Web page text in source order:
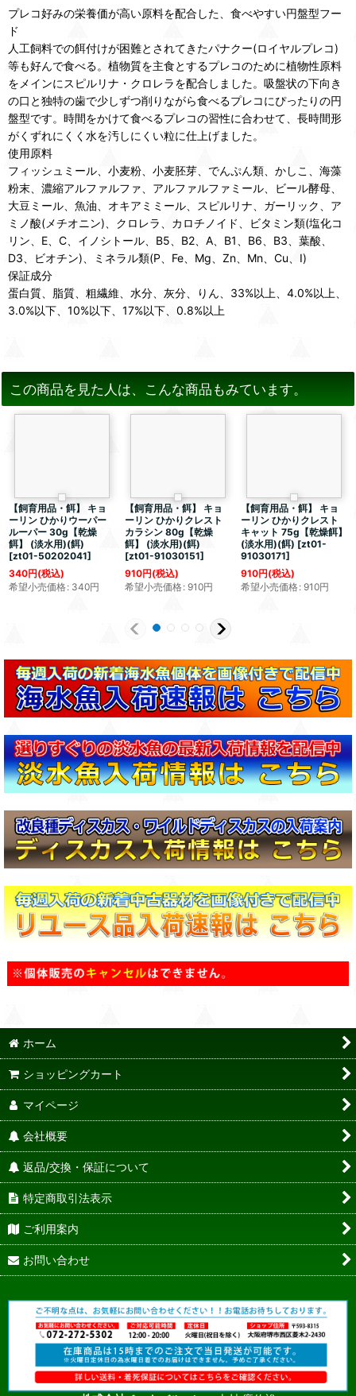
プレコ好みの栄養価が高い原料を配合した、食べやすい円盤型フー
ド
人工飼料での餌付けが困難とされてきたパナクー(ロイヤルプレコ)
等も好んで食べる。植物質を主食とするプレコのために植物性原料
をメインにスピルリナ・クロレラを配合しました。吸盤状の下向き
の口と独特の歯で少しずつ削りながら食べるプレコにぴったりの円
盤型です。時間をかけて食べるプレコの習性に合わせて、長時間形
がくずれにくく水を汚しにくい粒に仕上げました。
使用原料
フィッシュミール、小麦粉、小麦胚芽、でんぷん類、かしこ、海藻
粉末、濃縮アルファルファ、アルファルファミール、ビール酵母、
大豆ミール、魚油、オキアミミール、スピルリナ、ガーリック、ア
ミノ酸(メチオニン)、クロレラ、カロチノイド、ビタミン類(塩化コ
リン、E、C、イノシトール、B5、B2、A、B1、B6、B3、葉酸、
D3、ビオチン)、ミネラル類(P、Fe、Mg、Zn、Mn、Cu、I)
保証成分
蛋白質、脂質、粗繊維、水分、灰分、りん、33%以上、4.0%以上、
3.0%以下、10%以下、17%以下、0.8%以上
この商品を見た人は、こんな商品もみています。
【飼育用品・餌】 キョ
ーリン ひかりウーパー
ルーパー 30g【乾燥
餌】 (淡水用)(餌)
[zt01-50202041]
340円(税込)
希望小売価格: 340円
【飼育用品・餌】 キョ
ーリン ひかりクレスト
カラシン 80g【乾燥
餌】 (淡水用)(餌)
[zt01-91030151]
910円(税込)
希望小売価格: 910円
【飼育用品・餌】 キョ
ーリン ひかりクレスト
キャット 75g【乾燥餌】
(淡水用)(餌) [zt01-
91030171]
910円(税込)
希望小売価格: 910円
ホーム
ショッピングカート
マイページ
会社概要
返品/交換・保証について
特定商取引法表示
ご利用案内
お問い合わせ